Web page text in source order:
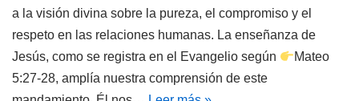
a la visión divina sobre la pureza, el compromiso y el
respeto en las relaciones humanas. La enseñanza de
Jesús, como se registra en el Evangelio según
Mateo
5:27-28, amplía nuestra comprensión de este